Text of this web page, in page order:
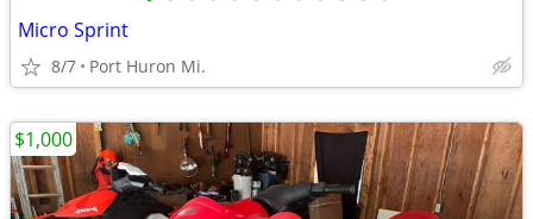
Micro Sprint
8/7 Port Huron Mi.
$1,000